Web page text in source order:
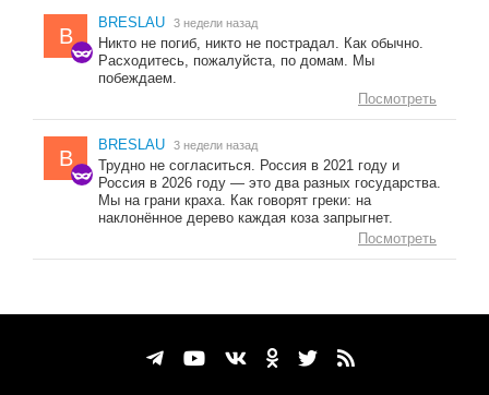
B
BRESLAU 3 недели назад
Никто не погиб, никто не пострадал. Как обычно.
Расходитесь, пожалуйста, по домам. Мы
побеждаем.
Посмотреть
B
BRESLAU 3 недели назад
Трудно не согласиться. Россия в 2021 году и
Россия в 2026 году — это два разных государства.
Мы на грани краха. Как говорят греки: на
наклонённое дерево каждая коза запрыгнет.
Посмотреть